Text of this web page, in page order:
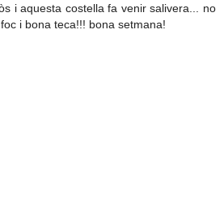
i aquesta costella fa venir salivera... no
i bona teca!!! bona setmana!